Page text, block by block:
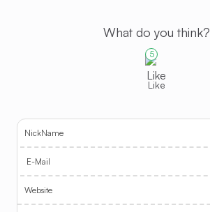
What do you think?
5
Like
NickName
E-Mail
Website